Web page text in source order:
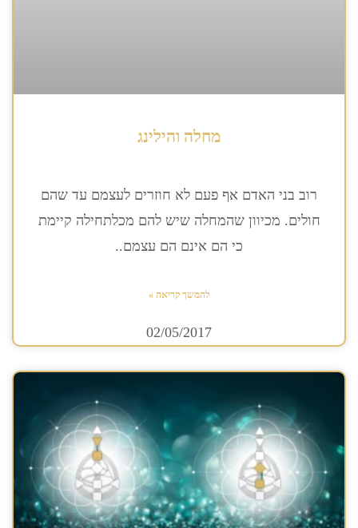
מחלה והילינג
רוב בני האדם אף פעם לא חוזרים לעצמם עד שהם
חולים. מכיוון שהמחלה שיש להם מכלתחילה קיימת
כי הם אינם הם עצמם..
להמשך קריאה »
02/05/2017